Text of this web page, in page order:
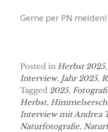
Gerne per PN melden!
Posted in Herbst 2025,
Interview, Jahr 2025,
Tagged 2025,
Herbst,
Interview mit Andrea
Naturfotografie,